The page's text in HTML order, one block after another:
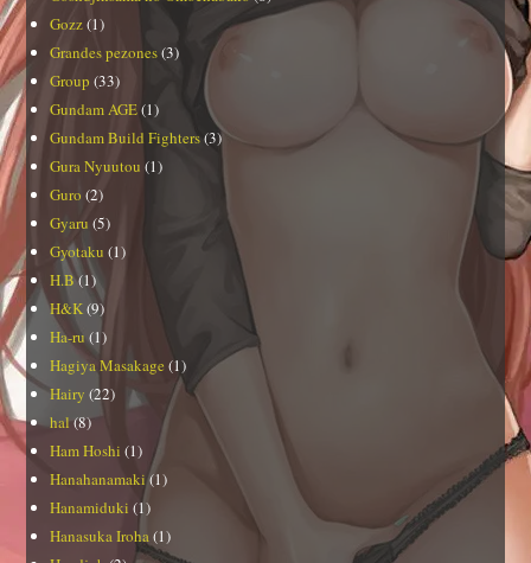
Gozz(1)
Grandes pezones(3)
Group (33)
Gundam AGE(1)
Gundam Build Fighters(3)
Gura Nyuutou (1)
Guro (2)
Gyaru (5)
Gyotaku (1)
H.B(1)
H&K(9)
Ha-ru(1)
Hagiya Masakage (1)
Hairy (22)
hal(8)
Ham Hoshi (1)
Hanahanamaki(1)
Hanamiduki (1)
Hanasuka Iroha(1)